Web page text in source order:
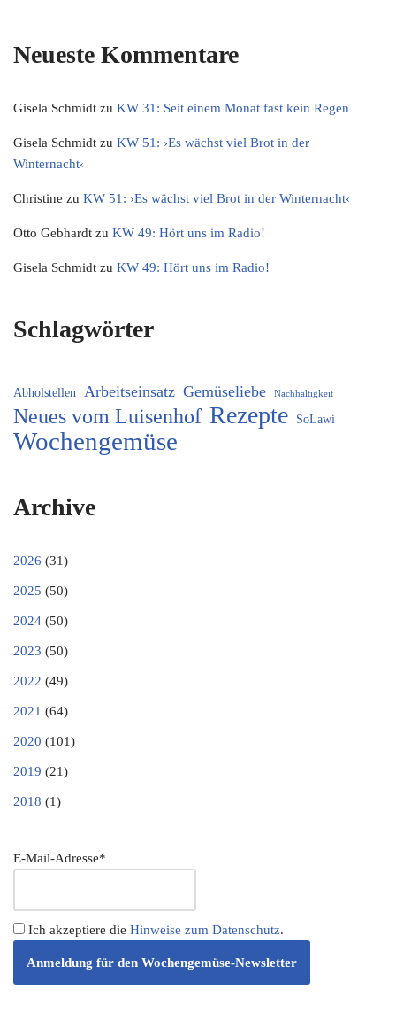
Neueste Kommentare
Gisela Schmidt zu KW 31: Seit einem Monat fast kein Regen
Gisela Schmidt zu KW 51: ›Es wächst viel Brot in der
Winternacht‹
Christine zu KW 51: ›Es wächst viel Brot in der Winternacht‹
Otto Gebhardt zu KW 49: Hört uns im Radio!
Gisela Schmidt zu KW 49: Hört uns im Radio!
Schlagwörter
Abholstellen Arbeitseinsatz Gemüseliebe Nachhaltigkeit
Neues vom Luisenhof Rezepte SoLawi
Wochengemüse
Archive
2026 (31)
2025 (50)
2024 (50)
2023 (50)
2022 (49)
2021 (64)
2020 (101)
2019 (21)
2018 (1)
E-Mail-Adresse*
Ich akzeptiere die Hinweise zum Datenschutz.